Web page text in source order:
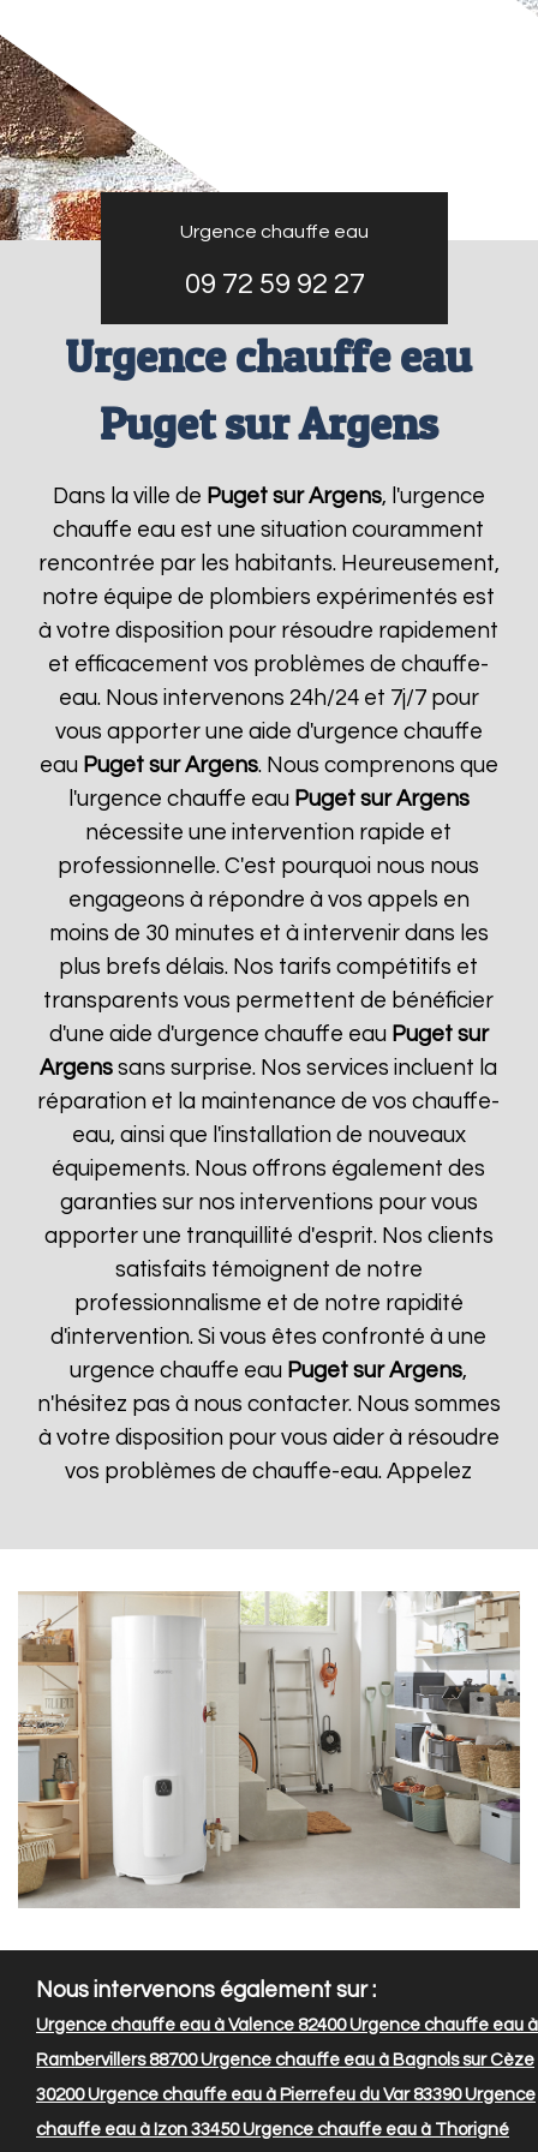
Urgence chauffe eau
09 72 59 92 27
Urgence chauffe eau
Puget sur Argens
Dans la ville de Puget sur Argens, l'urgence
chauffe eau est une situation couramment
rencontrée par les habitants. Heureusement,
notre équipe de plombiers expérimentés est
à votre disposition pour résoudre rapidement
et efficacement vos problèmes de chauffe-
eau. Nous intervenons 24h/24 et 7j/7 pour
vous apporter une aide d'urgence chauffe
eau Puget sur Argens. Nous comprenons que
l'urgence chauffe eau Puget sur Argens
nécessite une intervention rapide et
professionnelle. C'est pourquoi nous nous
engageons à répondre à vos appels en
moins de 30 minutes et à intervenir dans les
plus brefs délais. Nos tarifs compétitifs et
transparents vous permettent de bénéficier
d'une aide d'urgence chauffe eau Puget sur
Argens sans surprise. Nos services incluent la
réparation et la maintenance de vos chauffe-
eau, ainsi que l'installation de nouveaux
équipements. Nous offrons également des
garanties sur nos interventions pour vous
apporter une tranquillité d'esprit. Nos clients
satisfaits témoignent de notre
professionnalisme et de notre rapidité
d'intervention. Si vous êtes confronté à une
urgence chauffe eau Puget sur Argens,
n'hésitez pas à nous contacter. Nous sommes
à votre disposition pour vous aider à résoudre
vos problèmes de chauffe-eau. Appelez
Nous intervenons également sur :
Urgence chauffe eau à Valence 82400Urgence chauffe eau à
Rambervillers 88700Urgence chauffe eau à Bagnols sur Cèze
30200Urgence chauffe eau à Pierrefeu du Var 83390Urgence
chauffe eau à Izon 33450Urgence chauffe eau à Thorigné